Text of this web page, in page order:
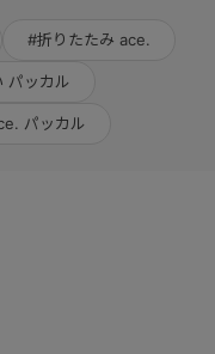
#折りたたみ ace.
パッカル
パッカル